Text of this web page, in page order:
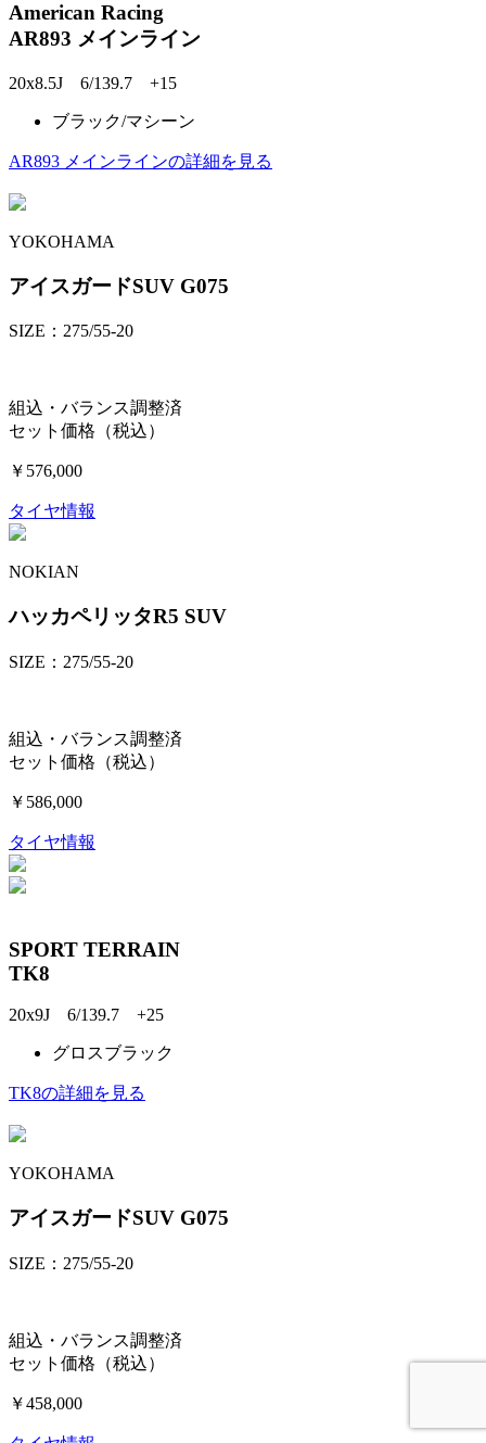
American Racing
AR893 メインライン
20x8.5J 6/139.7 +15
ブラック/マシーン
AR893 メインラインの詳細を見る
YOKOHAMA
アイスガードSUV G075
SIZE：275/55-20
組込・バランス調整済
セット価格（税込）
￥576,000
タイヤ情報
NOKIAN
ハッカペリッタR5 SUV
SIZE：275/55-20
組込・バランス調整済
セット価格（税込）
￥586,000
タイヤ情報
SPORT TERRAIN
TK8
20x9J 6/139.7 +25
グロスブラック
TK8の詳細を見る
YOKOHAMA
アイスガードSUV G075
SIZE：275/55-20
組込・バランス調整済
セット価格（税込）
￥458,000